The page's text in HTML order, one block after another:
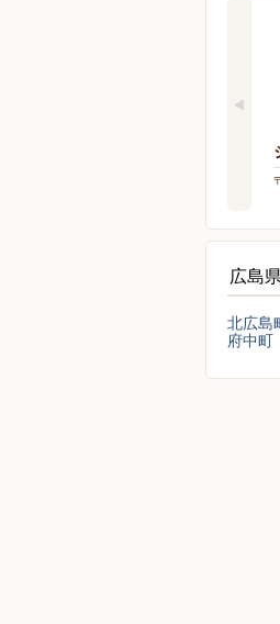
広島
北広島
府中町